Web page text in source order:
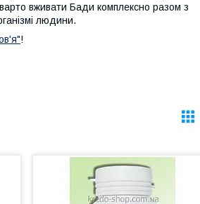
вживати Бади комплексно разом з
людини.
!